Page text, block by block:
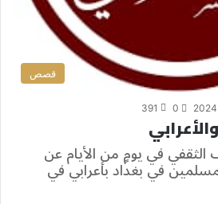
قصص
0
391
في يومٍ من الأيام عن
في بغداد بأعرابي في